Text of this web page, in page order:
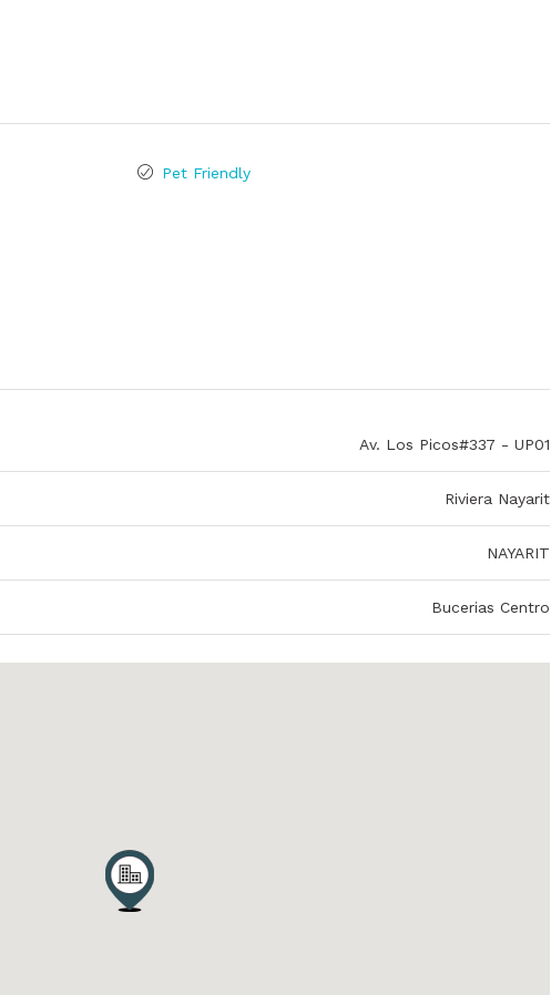
Pet Friendly
Av. Los Picos#337 - UP01
Riviera Nayarit
NAYARIT
Bucerias Centro